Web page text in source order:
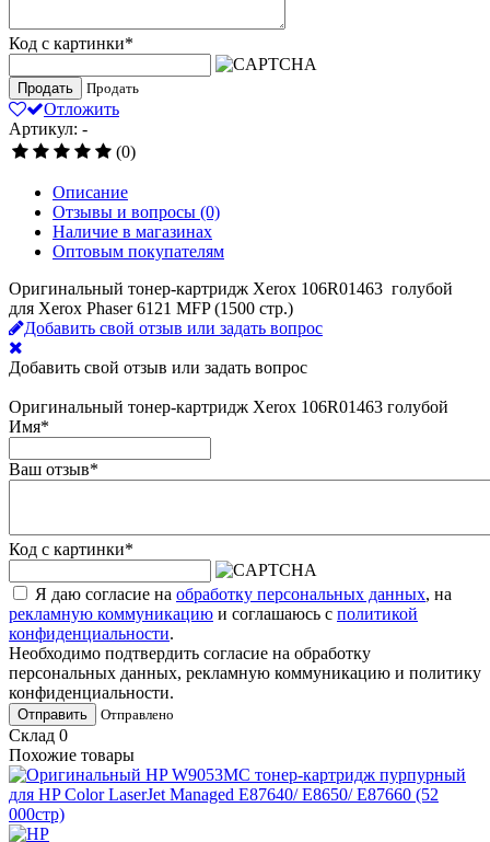
Код с картинки*
Продать Продать
Отложить
Артикул: -
(0)
Описание
Отзывы и вопросы (0)
Наличие в магазинах
Оптовым покупателям
Оригинальный тонер-картридж Xerox 106R01463 голубой
для Xerox Phaser 6121 MFP (1500 стр.)
Добавить свой отзыв или задать вопрос
Добавить свой отзыв или задать вопрос
Оригинальный тонер-картридж Xerox 106R01463 голубой
Имя*
Ваш отзыв*
Код с картинки*
Я даю согласие на обработку персональных данных, на
рекламную коммуникацию и соглашаюсь с политикой
конфиденциальности.
Необходимо подтвердить согласие на обработку
персональных данных, рекламную коммуникацию и политику
конфиденциальности.
Отправить Отправлено
Склад 0
Похожие товары